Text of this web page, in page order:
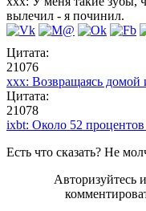
вылечил - я починил.
Цитата:
21076
ххх: Возвращаясь домой
Цитата:
21078
ixbt: Около 52 процентов
Есть что сказать? Не
Авторизуйтесь